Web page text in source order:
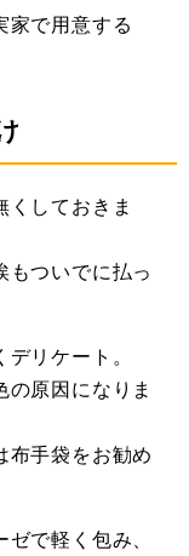
家で用意する
しておきま
もついでに払っ
リケート。
原因になりま
布手袋をお勧め
で軽く包み、